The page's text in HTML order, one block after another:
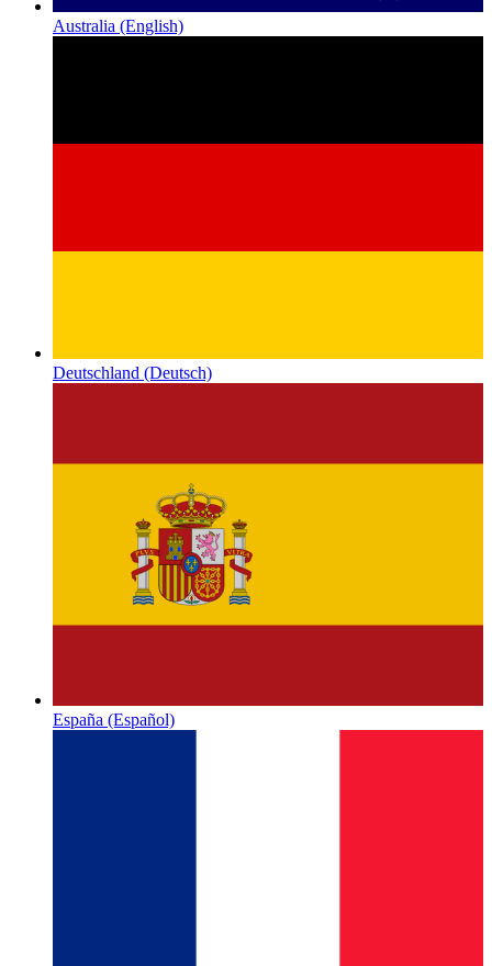
Australia (English)
Deutschland (Deutsch)
España (Español)